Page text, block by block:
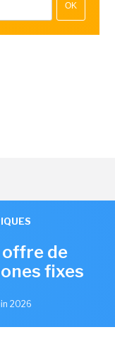
OK
de
fixes
2026